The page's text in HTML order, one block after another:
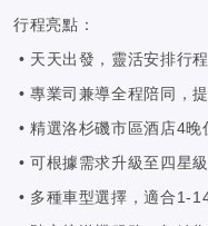
行程亮點：
• 天天出發，靈活安排行
• 專業司兼導全程陪同，
• 精選洛杉磯市區酒店4
• 可根據需求升級至四星
• 多種車型選擇，適合1-